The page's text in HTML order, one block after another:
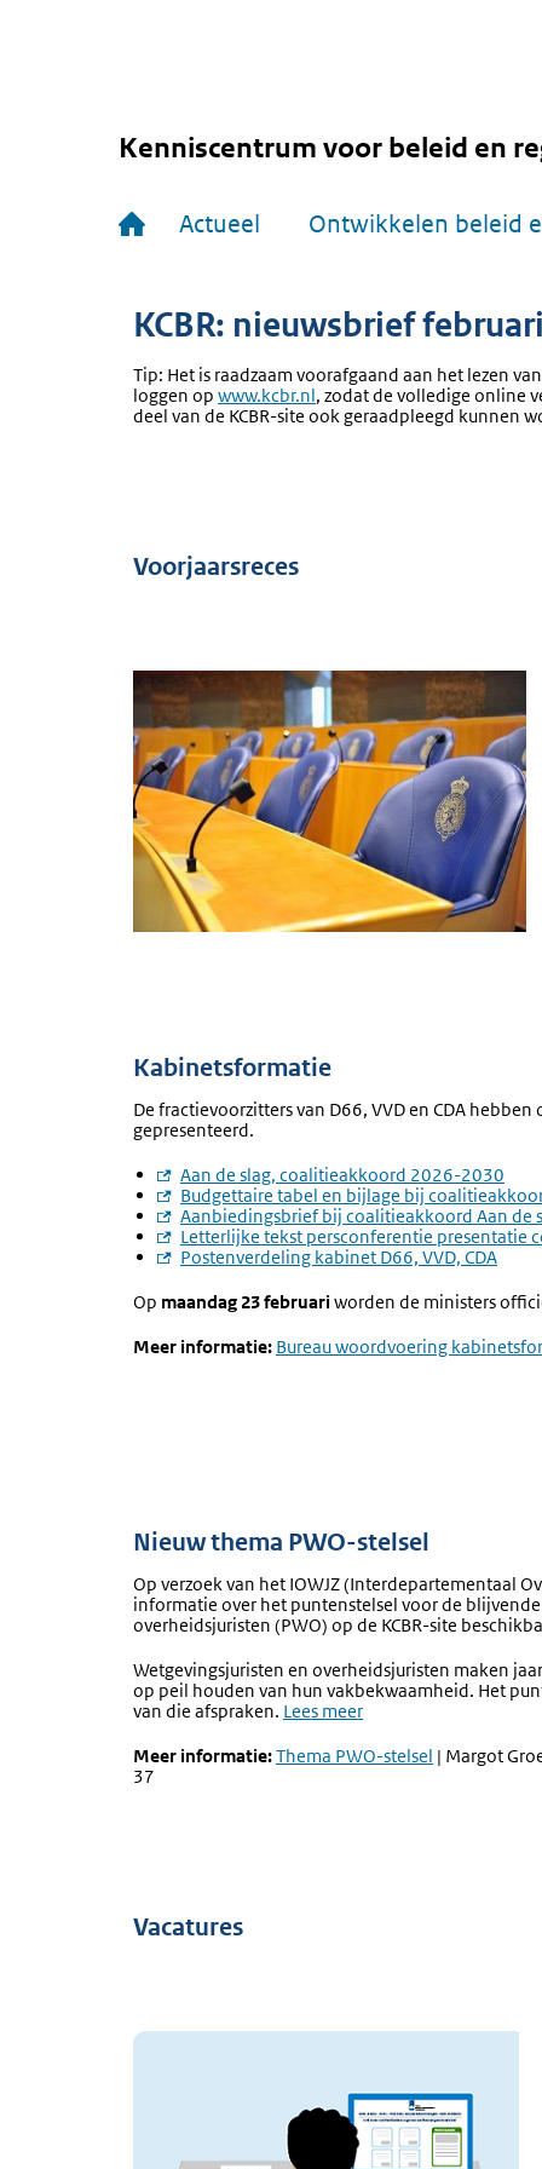
Kenniscentrum voor beleid en
Actueel Ontwikkelen beleid
KCBR: nieuwsbrief
Tip: Het is raadzaam voorafgaand aan het lezen
loggen op www.kcbr.nl, zodat de volledige online
deel van de KCBR-site ook geraadpleegd kunnen
Voorjaarsreces
Afbeelding
Kabinetsformatie
De fractievoorzitters van D66, VVD en CDA
gepresenteerd.
Externe
link:
Aan de slag, coalitieakkoord 2026-2030
Externe
link:
Budgettaire tabel en bijlage bij
Externe
link:
Aanbiedingsbrief bij coalitieakkoord Aan de
Externe
link:
Letterlijke tekst persconferentie presentatie
Externe
Postenverdeling kabinet D66, VVD, CDA
Op maandag 23 februari worden de ministers
Meer informatie: Externe
Bureau woordvoering
Nieuw thema PWO-stelsel
Op verzoek van het IOWJZ (Interdepartementaal
informatie over het puntenstelsel voor de
overheidsjuristen (PWO) op de KCBR-site
Wetgevingsjuristen en overheidsjuristen maken
op peil houden van hun vakbekwaamheid. Het
van die afspraken. Lees meer
Meer informatie:Thema PWO-stelsel | Margot
37
Vacatures
Afbeelding